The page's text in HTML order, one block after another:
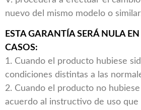
nuevo del mismo modelo o
ESTA GARANTÍA SERÁ NULA
CASOS:
1. Cuando el producto hubiese
condiciones distintas a las
2. Cuando el producto no
acuerdo al instructivo de uso que